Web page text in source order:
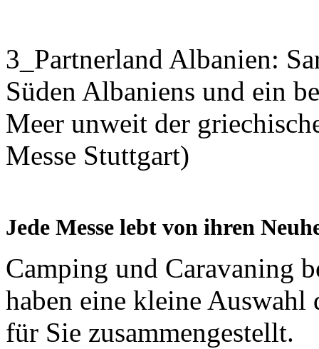
3_Partnerland Albanien:
Süden Albaniens und ein
Meer unweit der
Messe Stuttgart)
Jede Messe lebt von ihren
Camping und Caravaning
haben eine kleine
für Sie zusammengestellt.